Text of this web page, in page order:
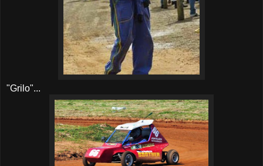
"Grilo"...